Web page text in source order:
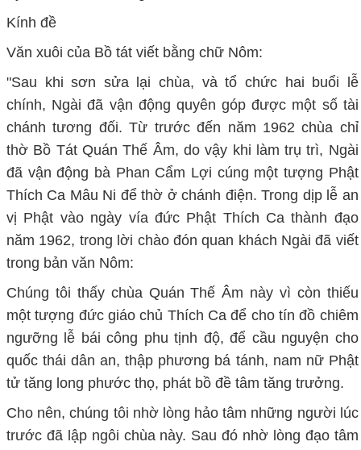
Kính đề
Văn xuôi của Bồ tát viết bằng chữ Nôm:
"Sau khi sơn sửa lại chùa, và tổ chức hai buổi lễ
chính, Ngài đã vận động quyên góp được một số tài
chánh tương đối. Từ trước đến năm 1962 chùa chỉ
thờ Bồ Tát Quán Thế Âm, do vậy khi làm trụ trì, Ngài
đã vận động bà Phan Cẩm Lợi cúng một tượng Phật
Thích Ca Mâu Ni để thờ ở chánh điện. Trong dịp lễ an
vị Phật vào ngày vía đức Phật Thích Ca thành đạo
năm 1962, trong lời chào đón quan khách Ngài đã viết
trong bản văn Nôm:
Chúng tôi thấy chùa Quán Thế Âm này vì còn thiếu
một tượng đức giáo chủ Thích Ca để cho tín đồ chiêm
ngưỡng lễ bái công phu tịnh độ, để cầu nguyện cho
quốc thái dân an, thập phương bá tánh, nam nữ Phật
tử tăng long phước thọ, phát bồ đề tâm tăng trưởng.
Cho nên, chúng tôi nhờ lòng hảo tâm những người lúc
trước đã lập ngôi chùa này. Sau đó nhờ lòng đạo tâm